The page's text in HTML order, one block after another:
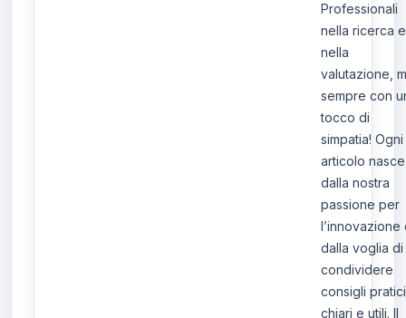
Professionali
nella ricerca e
nella
valutazione,
sempre con
tocco di
simpatia! Ogni
articolo nasce
dalla nostra
passione per
l’innovazione
dalla voglia di
condividere
consigli
chiari e utili. Il